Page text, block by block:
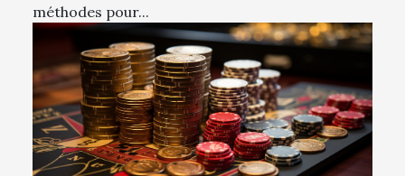
méthodes pour...